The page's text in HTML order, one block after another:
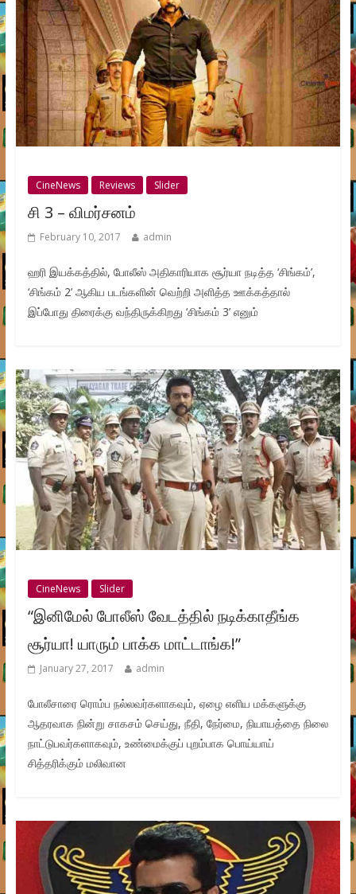
CineNews Reviews Slider
சி 3 – விமர்சனம்
February 10, 2017 admin
ஹரி இயக்கத்தில், போலீஸ் அதிகாரியாக சூர்யா நடித்த ‘சிங்கம்’,
‘சிங்கம் 2’ ஆகிய படங்களின் வெற்றி அளித்த ஊக்கத்தால்
இப்போது திரைக்கு வந்திருக்கிறது ‘சிங்கம் 3’ எனும்
CineNews Slider
“இனிமேல் போலீஸ் வேடத்தில் நடிக்காதீங்க
சூர்யா! யாரும் பாக்க மாட்டாங்க!”
January 27, 2017 admin
போலீசாரை ரொம்ப நல்லவர்களாகவும், ஏழை எளிய மக்களுக்கு
ஆதரவாக நின்று சாகசம் செய்து, நீதி, நேர்மை, நியாயத்தை நிலை
நாட்டுபவர்களாகவும், உண்மைக்குப் புறம்பாக பொய்யாய்
சித்தரிக்கும் மலிவான